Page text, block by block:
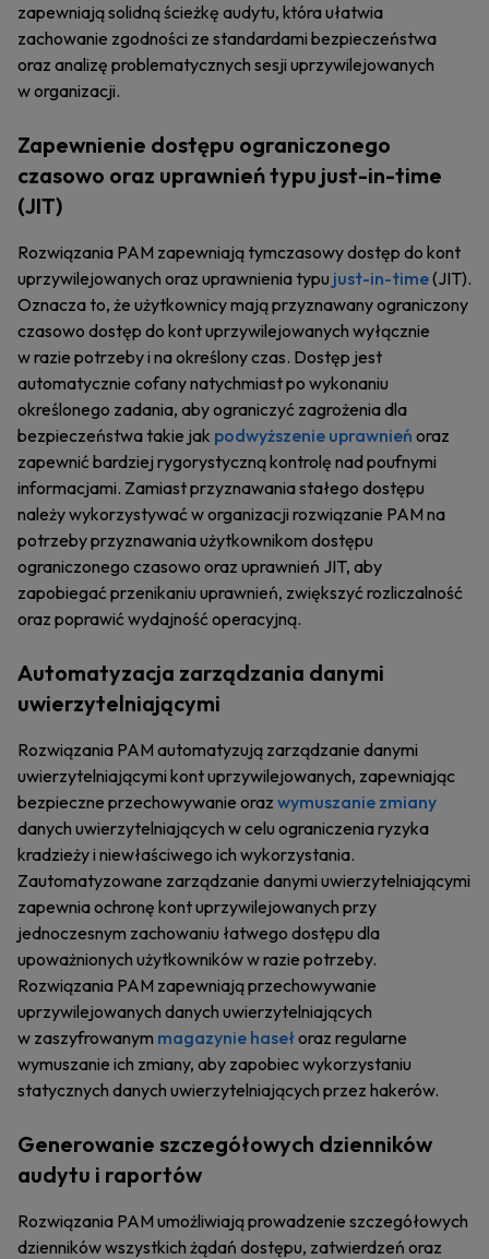
zapewniają solidną ścieżkę audytu, która ułatwia
zachowanie zgodności ze standardami bezpieczeństwa
oraz analizę problematycznych sesji uprzywilejowanych
w organizacji.
Zapewnienie dostępu ograniczonego
czasowo oraz uprawnień typu just-in-time
(JIT)
Rozwiązania PAM zapewniają tymczasowy dostęp do kont
uprzywilejowanych oraz uprawnienia typu just-in-time(JIT).
Oznacza to, że użytkownicy mają przyznawany ograniczony
czasowo dostęp do kont uprzywilejowanych wyłącznie
w razie potrzeby i na określony czas. Dostęp jest
automatycznie cofany natychmiast po wykonaniu
określonego zadania, aby ograniczyć zagrożenia dla
bezpieczeństwa takie jak podwyższenie uprawnień oraz
zapewnić bardziej rygorystyczną kontrolę nad poufnymi
informacjami. Zamiast przyznawania stałego dostępu
należy wykorzystywać w organizacji rozwiązanie PAM na
potrzeby przyznawania użytkownikom dostępu
ograniczonego czasowo oraz uprawnień JIT, aby
zapobiegać przenikaniu uprawnień, zwiększyć rozliczalność
oraz poprawić wydajność operacyjną.
Automatyzacja zarządzania danymi
uwierzytelniającymi
Rozwiązania PAM automatyzują zarządzanie danymi
uwierzytelniającymi kont uprzywilejowanych, zapewniając
bezpieczne przechowywanie oraz wymuszanie zmiany
danych uwierzytelniających w celu ograniczenia ryzyka
kradzieży i niewłaściwego ich wykorzystania.
Zautomatyzowane zarządzanie danymi uwierzytelniającymi
zapewnia ochronę kont uprzywilejowanych przy
jednoczesnym zachowaniu łatwego dostępu dla
upoważnionych użytkowników w razie potrzeby.
Rozwiązania PAM zapewniają przechowywanie
uprzywilejowanych danych uwierzytelniających
w zaszyfrowanym magazynie hasełoraz regularne
wymuszanie ich zmiany, aby zapobiec wykorzystaniu
statycznych danych uwierzytelniających przez hakerów.
Generowanie szczegółowych dzienników
audytu i raportów
Rozwiązania PAM umożliwiają prowadzenie szczegółowych
dzienników wszystkich żądań dostępu, zatwierdzeń oraz